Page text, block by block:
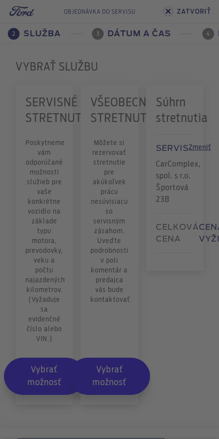
OBJEDNÁVKA DO SERVISU ZATVORIŤ
2 SLUŽBA 3 DÁTUM A ČAS 4
VYBRAŤ SLUŽBU
SERVISNÉ
STRETNUTIE
Poskytneme
vám
odporúčané
možnosti
služieb pre
vaše
konkrétne
vozidlo na
základe
typu
motora,
prevodovky,
veku a
počtu
najazdených
kilometrov.
(Vyžaduje
sa
evidenčné
číslo alebo
VIN.)
Vybrať
možnosť
VŠEOBECNÉ
STRETNUTIE
Môžete si
rezervovať
stretnutie
pre
akúkoľvek
prácu
nesúvisiacu
so
servisným
zásahom.
Uveďte
podrobnosti
v poli
komentár a
predajca
vás bude
kontaktovať.
Vybrať
možnosť
Súhrn
stretnutia
SERVISZmeniť
CarComplex,
spol. s r.o.
Športová
23B
CELKOVÁ
CENA